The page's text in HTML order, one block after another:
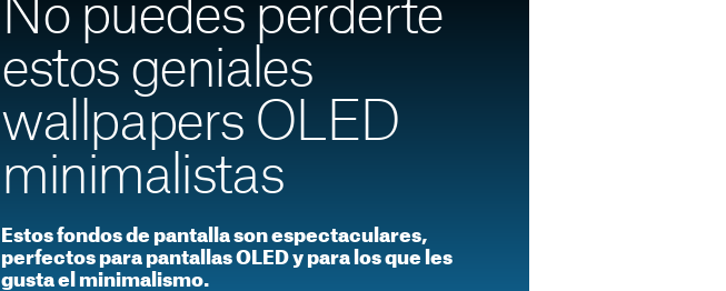
No puedes perderte
estos geniales
wallpapers OLED
minimalistas
Estos fondos de pantalla son espectaculares,
perfectos para pantallas OLED y para los que les
gusta el minimalismo.